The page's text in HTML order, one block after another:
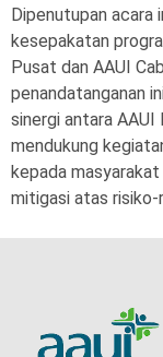
Dipenutupan acara
kesepakatan
Pusat dan AAUI
penandatanganan
sinergi antara AAUI
mendukung
kepada
mitigasi atas risiko-